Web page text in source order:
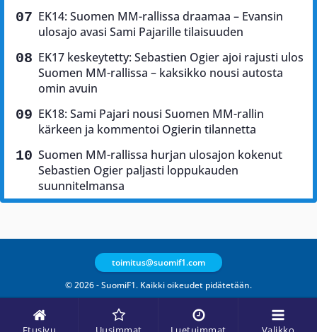
EK14: Suomen MM-rallissa draamaa – Evansin
ulosajo avasi Sami Pajarille tilaisuuden
EK17 keskeytetty: Sebastien Ogier ajoi rajusti ulos
Suomen MM-rallissa – kaksikko nousi autosta
omin avuin
EK18: Sami Pajari nousi Suomen MM-rallin
kärkeen ja kommentoi Ogierin tilannetta
Suomen MM-rallissa hurjan ulosajon kokenut
Sebastien Ogier paljasti loppukauden
suunnitelmansa
© 2026 - SuomiF1. Kaikki oikeudet pidätetään.
toimitus@suomif1.com